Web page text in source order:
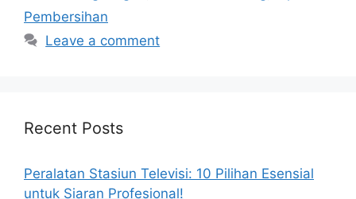
Pembersihan
Leave a comment
Recent Posts
Peralatan Stasiun Televisi: 10 Pilihan Esensial
untuk Siaran Profesional!